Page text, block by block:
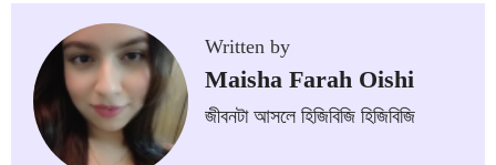
Written by
Maisha Farah Oishi
জীবনটা আসলে হিজিবিজি হিজিবিজি